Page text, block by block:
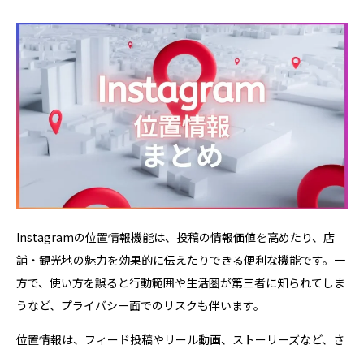
Instagramの位置情報機能は、投稿の情報価値を高めたり、店
舗・観光地の魅力を効果的に伝えたりできる便利な機能です。一
方で、使い方を誤ると行動範囲や生活圏が第三者に知られてしま
うなど、プライバシー面でのリスクも伴います。
位置情報は、フィード投稿やリール動画、ストーリーズなど、さ